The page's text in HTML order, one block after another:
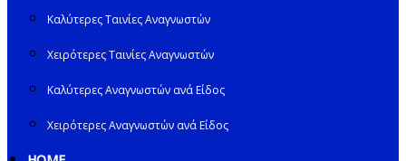
Καλύτερες Ταινίες Αναγνωστών
Χειρότερες Ταινίες Αναγνωστών
Καλύτερες Αναγνωστών ανά Είδος
Χειρότερες Αναγνωστών ανά Είδος